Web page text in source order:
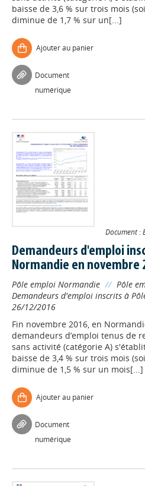
baisse de 3,6 % sur trois mois
diminue de 1,7 % sur un[...]
Ajouter au panier
Document
numérique
Document :
Demandeurs d'emploi
Normandie en novembre
Pôle emploi Normandie // Pôle
Demandeurs d'emploi inscrits à
26/12/2016
Fin novembre 2016, en
demandeurs d’emploi tenus de
sans activité (catégorie A)
baisse de 3,4 % sur trois mois
diminue de 1,5 % sur un mois[...]
Ajouter au panier
Document
numérique